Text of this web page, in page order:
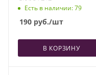
Есть в наличии: 79
190 руб./шт
В КОРЗИНУ